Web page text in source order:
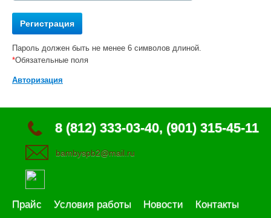
Пароль должен быть не менее 6 символов длиной.
*Обязательные поля
Авторизация
8 (812) 333-03-40, (901) 315-45-11
bambyspb2@mail.ru
Прайс Условия работы Новости Контакты